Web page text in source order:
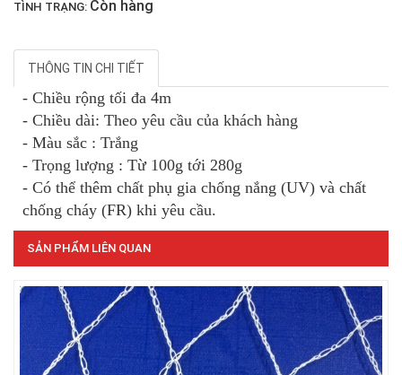
LƯỚI CHE NẮNG
LƯỚI CHẮN ĐỘNG VẬT
TÌNH TRẠNG: Còn hàng
THÔNG TIN CHI TIẾT
- Chiều rộng tối đa 4m
- Chiều dài: Theo yêu cầu của khách hàng
- Màu sắc : Trắng
- Trọng lượng : Từ 100g tới 280g
- Có thể thêm chất phụ gia chống nắng (UV) và chất
chống cháy (FR) khi yêu cầu.
SẢN PHẨM LIÊN QUAN